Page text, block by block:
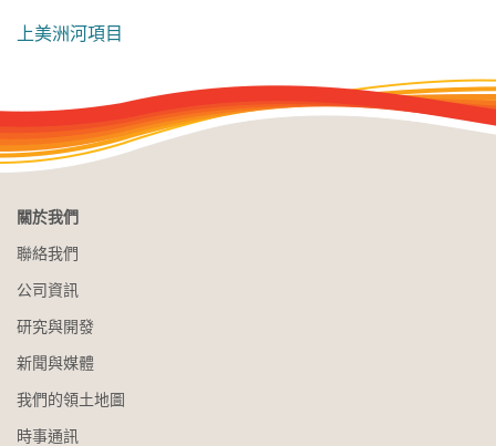
上美洲河項目
關於我們
聯絡我們
公司資訊
研究與開發
新聞與媒體
我們的領土地圖
時事通訊